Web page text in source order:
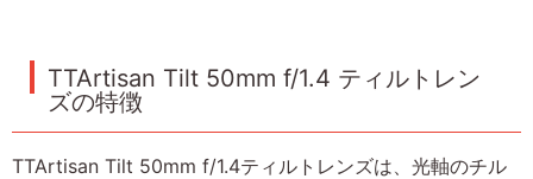
TTArtisan Tilt 50mm f/1.4 ティルトレン
ズの特徴
TTArtisan Tilt 50mm f/1.4ティルトレンズは、光軸のチル